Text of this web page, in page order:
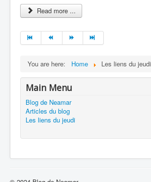
Read more ...
You are here: Home Les liens du jeudi
Main Menu
Blog de Neamar
Articles du blog
Les liens du jeudi